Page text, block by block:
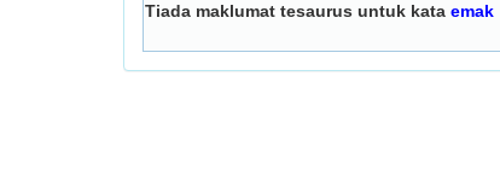
Tiada maklumat tesaurus untuk kata emak